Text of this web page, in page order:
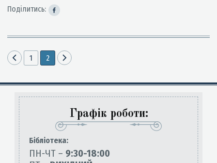
Поділитись:
1 2
Графік роботи:
Бiблiотека:
ПН-ЧТ – 9:30-18:00